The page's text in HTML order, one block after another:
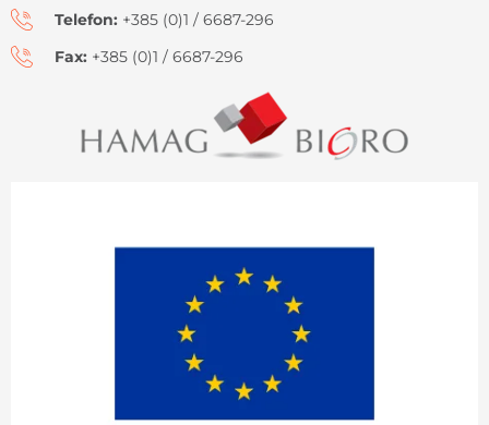
Telefon: +385 (0)1 / 6687-296
Fax: +385 (0)1 / 6687-296